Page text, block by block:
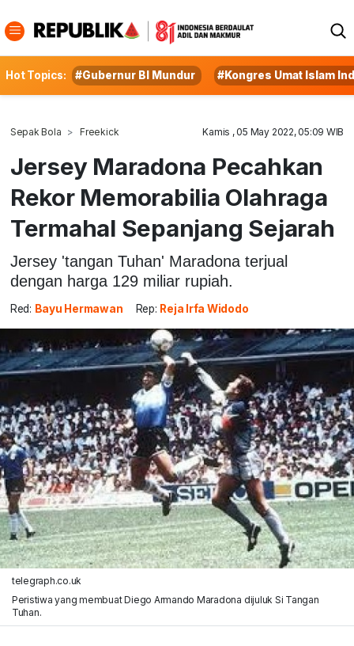
Hot Topics: #Gubernur BI Mundur #Kongres Umat Islam
Sepak Bola Freekick Kamis , 05 May 2022, 05:09 WIB
Jersey Maradona Pecahkan
Rekor Memorabilia Olahraga
Termahal Sepanjang Sejarah
Jersey 'tangan Tuhan' Maradona terjual
dengan harga 129 miliar rupiah.
Red: Bayu Hermawan Rep: Reja Irfa Widodo
telegraph.co.uk
Peristiwa yang membuat Diego Armando Maradona dijuluk Si Tangan
Tuhan.